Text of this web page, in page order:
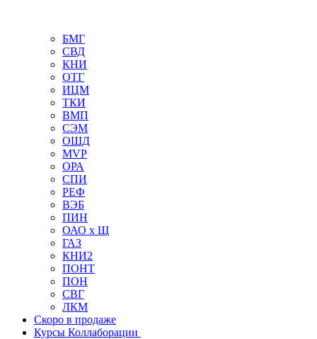
БМГ
СВД
КНИ
ОТГ
ИЦМ
ТКИ
ВМП
СЭМ
ОШД
MVP
ОРА
СПИ
РЕФ
ВЭБ
ПИН
ОАО х Щ
ГАЗ
КНИ2
ПОНТ
ПОН
СВГ
ЛКМ
Скоро в продаже
Курсы Коллаборации